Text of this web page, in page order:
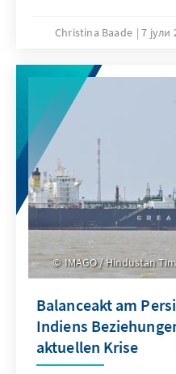
Christina Baade 7 јули
IMAGO / Hindustan
Balanceakt am
Indiens
aktuellen Krise